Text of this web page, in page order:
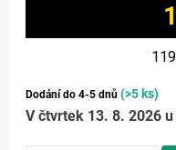
Dodání do 4-5 dnů (>5 ks)
V čtvrtek 13. 8. 2026 u